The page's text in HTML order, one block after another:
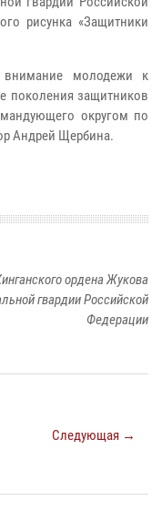
рисунка «Защитники
внимание молодежи к
поколения защитников
округом по
Андрей Щербина.
ордена Жукова
гвардии Российской
Федерации
Следующая →